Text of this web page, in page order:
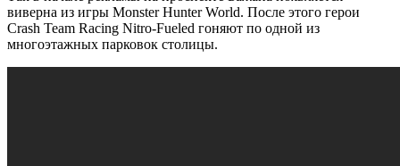
виверна из игры Monster Hunter World. После этого герои
Crash Team Racing Nitro-Fueled гоняют по одной из
многоэтажных парковок столицы.